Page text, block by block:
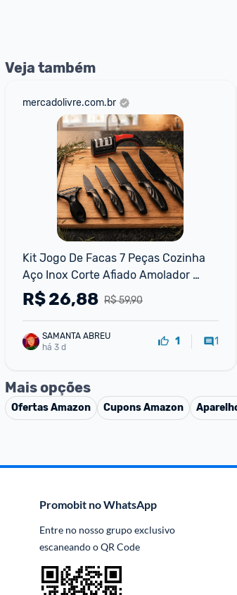
Veja também
mercadolivre.com.br
Kit Jogo De Facas 7 Peças Cozinha
Aço Inox Corte Afiado Amolador
Churrasco Sólar
R$ 59,90
R$26,88
SAMANTA ABREU
há 3 d
1 1
Mais opções
OfertasAmazon CuponsAmazon
Promobit no WhatsApp
Entre no nosso grupo exclusivo
escaneando o QR Code